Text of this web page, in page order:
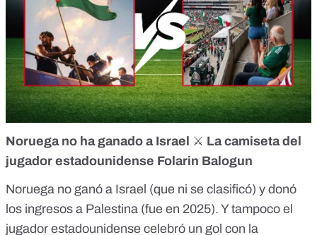
Noruega no ha ganado a Israel ⚔️ La camiseta del
jugador estadounidense Folarin Balogun
Noruega no ganó a Israel (que ni se clasificó) y donó
los ingresos a Palestina (fue en 2025). Y tampoco el
jugador estadounidense celebró un gol con la